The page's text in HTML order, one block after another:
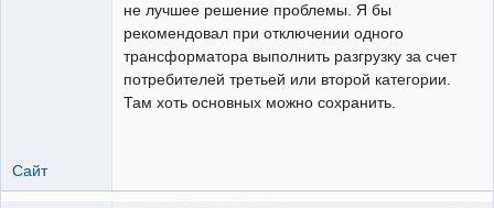
не лучшее решение проблемы. Я бы
рекомендовал при отключении одного
трансформатора выполнить разгрузку за счет
потребителей третьей или второй категории.
Там хоть основных можно сохранить.
Сайт